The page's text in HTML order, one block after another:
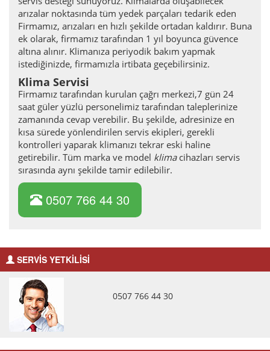
arızalar noktasında tüm yedek parçaları tedarik eden
Firmamız, arızaları en hızlı şekilde ortadan kaldırır. Buna
ek olarak, firmamız tarafından 1 yıl boyunca güvence
altına alınır. Klimanıza periyodik bakım yapmak
istediğinizde, firmamızla irtibata geçebilirsiniz.
Klima Servisi
Firmamız tarafından kurulan çağrı merkezi,7 gün 24
saat güler yüzlü personelimiz tarafından taleplerinize
zamanında cevap verebilir. Bu şekilde, adresinize en
kısa sürede yönlendirilen servis ekipleri, gerekli
kontrolleri yaparak klimanızı tekrar eski haline
getirebilir. Tüm marka ve model klimacihazları servis
sırasında aynı şekilde tamir edilebilir.
0507 766 44 30
SERVİS YETKİLİSİ
0507 766 44 30